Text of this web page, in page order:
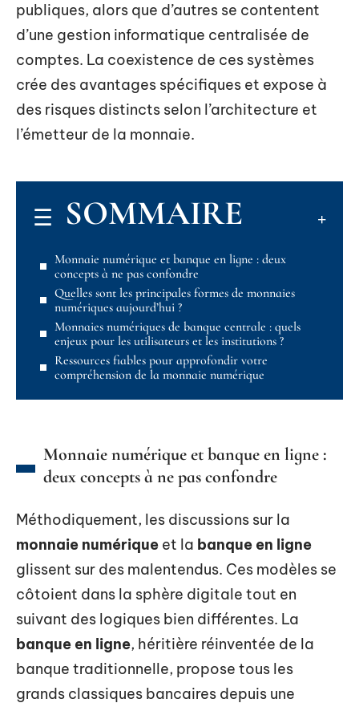
publiques, alors que d’autres se contentent
d’une gestion informatique centralisée de
comptes. La coexistence de ces systèmes
crée des avantages spécifiques et expose à
des risques distincts selon l’architecture et
l’émetteur de la monnaie.
SOMMAIRE
Monnaie numérique et banque en ligne : deux
concepts à ne pas confondre
Quelles sont les principales formes de monnaies
numériques aujourd’hui ?
Monnaies numériques de banque centrale : quels
enjeux pour les utilisateurs et les institutions ?
Ressources fiables pour approfondir votre
compréhension de la monnaie numérique
Monnaie numérique et banque en ligne :
deux concepts à ne pas confondre
Méthodiquement, les discussions sur la
monnaie numérique et la banque en ligne
glissent sur des malentendus. Ces modèles se
côtoient dans la sphère digitale tout en
suivant des logiques bien différentes. La
banque en ligne, héritière réinventée de la
banque traditionnelle, propose tous les
grands classiques bancaires depuis une